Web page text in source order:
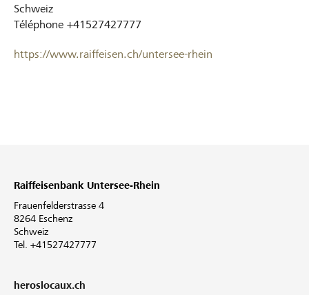
Schweiz
Téléphone +41527427777
https://www.raiffeisen.ch/untersee-rhein
Raiffeisenbank Untersee-Rhein
Frauenfelderstrasse 4
8264 Eschenz
Schweiz
Tel. +41527427777
heroslocaux.ch